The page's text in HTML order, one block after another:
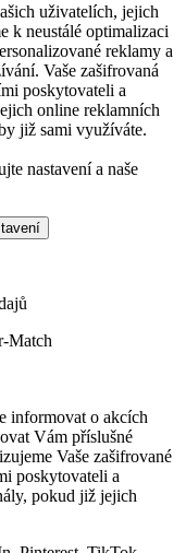
uživatelích, jejich
k neustálé optimalizaci
reklamy a
Vaše zašifrovaná
poskytovateli a
online reklamních
již sami využíváte.
nastavení a naše
Match
informovat o akcích
Vám příslušné
Vaše zašifrované
poskytovateli a
pokud již jejich